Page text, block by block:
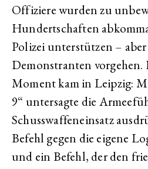
Offiziere wurden zu
Hundertschaften
Polizei unterstützen –
Demonstranten vorgehen.
Moment kam in Leipzig:
9“ untersagte die
Schusswaffeneinsatz
Befehl gegen die eigene
und ein Befehl, der den